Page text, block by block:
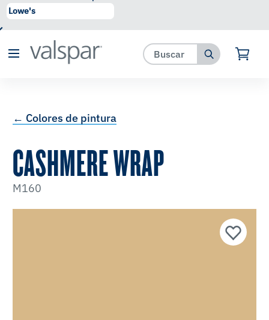
se ha agregado a favoritos.
← Colores de pintura
CASHMERE WRAP
M160